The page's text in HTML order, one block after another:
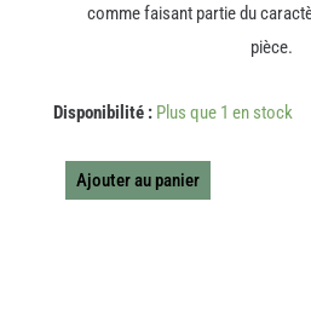
comme faisant partie du
pièce.
Disponibilité : Plus que 1 en stock
quantité
NOIR
COVER
Ajouter au panier